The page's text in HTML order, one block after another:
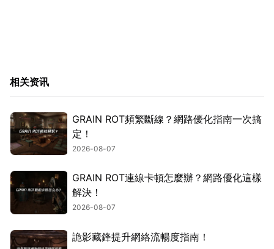
相关资讯
GRAIN ROT頻繁斷線？網路優化指南一次搞
定！
2026-08-07
GRAIN ROT連線卡頓怎麼辦？網路優化這樣
解決！
2026-08-07
詭影藏鋒提升網絡流暢度指南！